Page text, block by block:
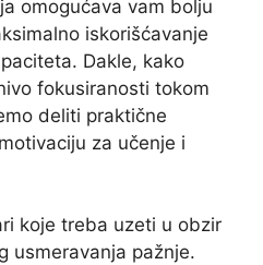
omogućava vam bolju
iskorišćavanje
Dakle, kako
fokusiranosti tokom
deliti praktične
za učenje i
koje treba uzeti u obzir
usmeravanja pažnje.